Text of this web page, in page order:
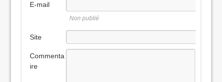
E-mail
Non publié
Site
Commenta
ire